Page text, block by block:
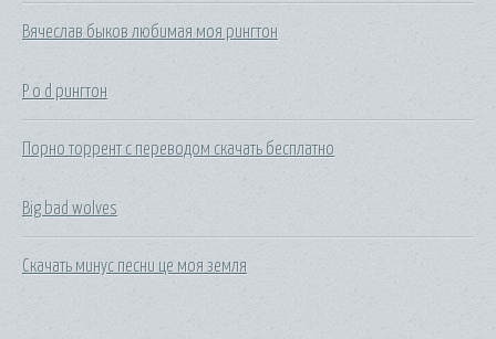
Вячеслав быков любимая моя рингтон
P o d рингтон
Порно торрент с переводом скачать бесплатно
Big bad wolves
Скачать минус песни це моя земля